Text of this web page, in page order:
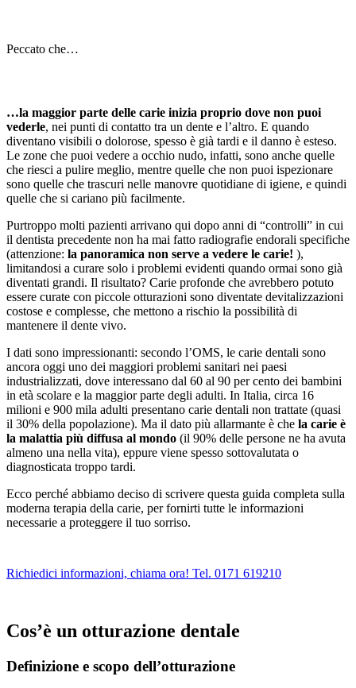
Peccato che…
…la maggior parte delle carie inizia proprio dove non puoi
vederle, nei punti di contatto tra un dente e l’altro. E quando
diventano visibili o dolorose, spesso è già tardi e il danno è esteso.
Le zone che puoi vedere a occhio nudo, infatti, sono anche quelle
che riesci a pulire meglio, mentre quelle che non puoi ispezionare
sono quelle che trascuri nelle manovre quotidiane di igiene, e quindi
quelle che si cariano più facilmente.
Purtroppo molti pazienti arrivano qui dopo anni di “controlli” in cui
il dentista precedente non ha mai fatto radiografie endorali specifiche
(attenzione: la panoramica non serve a vedere le carie! ),
limitandosi a curare solo i problemi evidenti quando ormai sono già
diventati grandi. Il risultato? Carie profonde che avrebbero potuto
essere curate con piccole otturazioni sono diventate devitalizzazioni
costose e complesse, che mettono a rischio la possibilità di
mantenere il dente vivo.
I dati sono impressionanti: secondo l’OMS, le carie dentali sono
ancora oggi uno dei maggiori problemi sanitari nei paesi
industrializzati, dove interessano dal 60 al 90 per cento dei bambini
in età scolare e la maggior parte degli adulti. In Italia, circa 16
milioni e 900 mila adulti presentano carie dentali non trattate (quasi
il 30% della popolazione). Ma il dato più allarmante è che la carie è
la malattia più diffusa al mondo (il 90% delle persone ne ha avuta
almeno una nella vita), eppure viene spesso sottovalutata o
diagnosticata troppo tardi.
Ecco perché abbiamo deciso di scrivere questa guida completa sulla
moderna terapia della carie, per fornirti tutte le informazioni
necessarie a proteggere il tuo sorriso.
Richiedici informazioni, chiama ora! Tel. 0171 619210
Cos’è un otturazione dentale
Definizione e scopo dell’otturazione